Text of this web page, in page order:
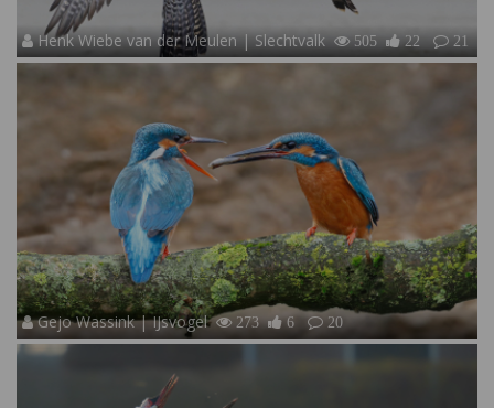
Henk Wiebe van der Meulen | Slechtvalk 505 22 21
Gejo Wassink | IJsvogel 273 6 20